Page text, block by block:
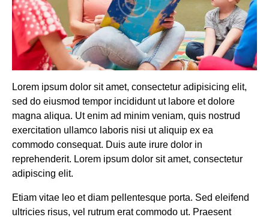
Lorem ipsum dolor sit amet, consectetur adipisicing elit,
sed do eiusmod tempor incididunt ut labore et dolore
magna aliqua. Ut enim ad minim veniam, quis nostrud
exercitation ullamco laboris nisi ut aliquip ex ea
commodo consequat. Duis aute irure dolor in
reprehenderit. Lorem ipsum dolor sit amet, consectetur
adipiscing elit.
Etiam vitae leo et diam pellentesque porta. Sed eleifend
ultricies risus, vel rutrum erat commodo ut. Praesent